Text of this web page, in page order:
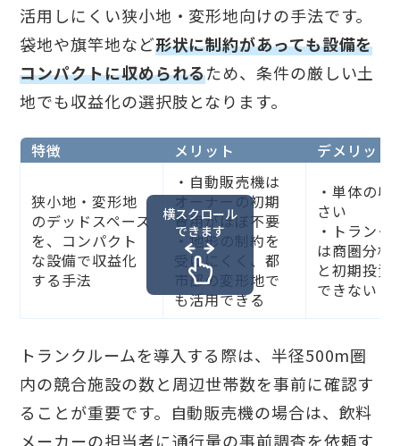
活用しにくい狭小地・変形地向けの手法です。
袋地や旗竿地など形状に制約があっても設備を
コンパクトに収められるため、条件の厳しい土
地でも収益化の選択肢となります。
特徴 メリット デメリット
狭小地・変形地
のデッドスペース
を、コンパクト
な設備で収益化
する手法
・自動販売機は
オーナーの初期
費用がほぼ不要
・地形の制約を
受けにくく、都
市部の変形地で
も活用できる
・単体の収
さい
・トランク
は商圏分析
と初期投資
できない
横スクロール
できます
トランクルームを導入する際は、半径500m圏
内の競合施設の数と周辺世帯数を事前に確認す
ることが重要です。自動販売機の場合は、飲料
メーカーの担当者に通行量の事前調査を依頼す